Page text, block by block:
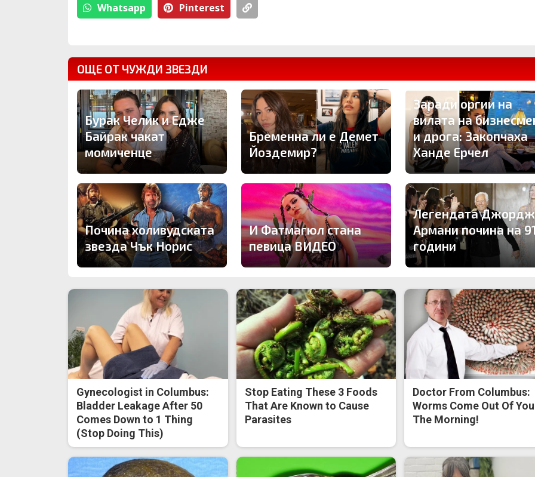
Whatsapp Pinterest
ОЩЕ ОТ ЧУЖДИ ЗВЕЗДИ
Бурак Челик и Едже
Байрак чакат
момиченце
Бременна ли е Демет
Йоздемир?
Заради оргии на
вилата на
и дрога: Закопчаха
Ханде Ерчел
Почина холивудската
звезда Чък Норис
И Фатмагюл стана
певица ВИДЕО
Легендата
Армани почина на
години
Gynecologist in Columbus:
Bladder Leakage After 50
Comes Down to 1 Thing
(Stop Doing This)
Stop Eating These 3 Foods
That Are Known to Cause
Parasites
Doctor From Columbus:
Worms Come Out Of
The Morning!